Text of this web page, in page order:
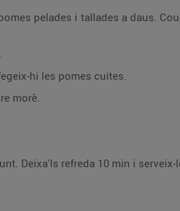
pelades i tallades a daus.
hi les pomes cuites.
morè.
Deixa'ls refreda 10 min i